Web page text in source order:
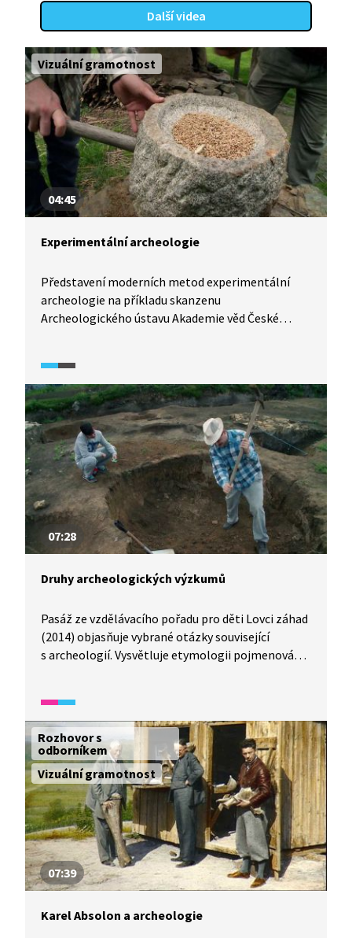
Další videa
Vizuální gramotnost
04:45
Experimentální archeologie
Představení moderních metod experimentální
archeologie na příkladu skanzenu
Archeologického ústavu Akademie věd České
placky v replice chlebové pece, následně ukazuje
venkovské obydlí 13. a 14. století.
07:28
Druhy archeologických výzkumů
Pasáž ze vzdělávacího pořadu pro děti Lovci záhad
(2014) objasňuje vybrané otázky související
s archeologií. Vysvětluje etymologii pojmenování
typy archeologických výzkumů – badatelský,
záchranný, destruktivní a letecký. Druhá část videa
přibližuje, co všechno archeolog ke svému
výzkumu potřebuje
Rozhovor s
odborníkem
Vizuální gramotnost
07:39
Karel Absolon a archeologie